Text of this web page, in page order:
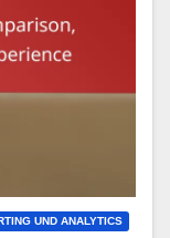
UND ANALYTICS